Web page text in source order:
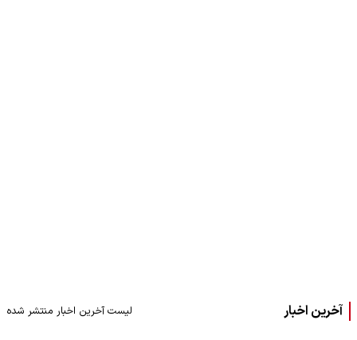
آخرین اخبار لیست آخرین اخبار منتشر شده